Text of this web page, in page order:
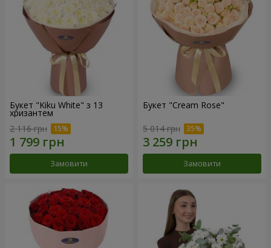
Букет "Kiku White" з 13
хризантем
2 116 грн
Замовити
Букет "Cream Rose"
5 014 грн
Замовити